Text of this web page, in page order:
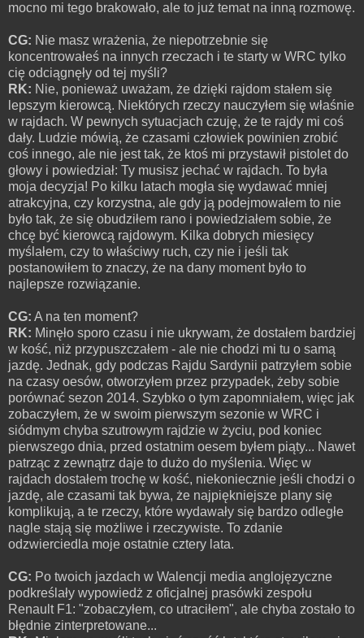
mocno mi tego brakowało, ale to już temat na inną rozmowę.
CG: Nie masz wrażenia, że niepotrzebnie się
koncentrowałeś na innych rzeczach i te starty w WRC tylko
cię odciągnęły od tej myśli?
RK: Nie, ponieważ uważam, że dzięki rajdom stałem się
lepszym kierowcą. Niektórych rzeczy nauczyłem się właśnie
w rajdach. W pewnych sytuacjach czuję, że te rajdy mi coś
dały. Ludzie mówią, że czasami człowiek powinien zrobić
coś innego, ale nie jest tak, że ktoś mi przystawił pistolet do
głowy i powiedział: Ty musisz jechać w rajdach. To była
moja decyzja! Po kilku latach mogła się wydawać mniej
atrakcyjna, czy korzystna, ale gdy ją podejmowałem to nie
było tak, że się obudziłem rano i powiedziałem sobie, że
chcę być kierowcą rajdowym. Kilka dobrych miesięcy
myślałem, czy to właściwy ruch, czy nie i jeśli tak
postanowiłem to znaczy, że na dany moment było to
najlepsze rozwiązanie.
CG: A na ten moment?
RK: Minęło sporo czasu i nie ukrywam, że dostałem bardziej
w kość, niż przypuszczałem - ale nie chodzi mi tu o samą
jazdę. Jednak, gdy podczas Rajdu Sardynii patrzyłem sobie
na czasy oesów, otworzyłem przez przypadek, żeby sobie
porównać sezon 2014. Szybko o tym zapomniałem, więc jak
zobaczyłem, że w swoim pierwszym sezonie w WRC i
siódmym chyba szutrowym rajdzie w życiu, pod koniec
pierwszego dnia, przed ostatnim oesem byłem piąty... Nawet
patrząc z zewnątrz daje to dużo do myślenia. Więc w
rajdach dostałem trochę w kość, niekoniecznie jeśli chodzi o
jazdę, ale czasami tak bywa, że najpiękniejsze plany się
komplikują, a te rzeczy, które wydawały się bardzo odległe
nagle stają się możliwe i rzeczywiste. To zdanie
odzwierciedla moje ostatnie cztery lata.
CG: Po twoich jazdach w Walencji media anglojęzyczne
podkreślały wypowiedż z oficjalnej prasówki zespołu
Renault F1: "zobaczyłem, co utraciłem", ale chyba zostało to
błędnie zinterpretowane...